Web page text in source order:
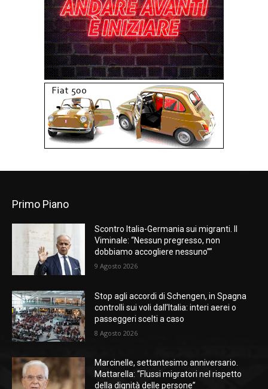
Primo Piano
Scontro Italia-Germania sui migranti. Il
Viminale: “Nessun pregresso, non
dobbiamo accogliere nessuno””
9 Agosto 2026
Stop agli accordi di Schengen, in Spagna
controlli sui voli dall’Italia: interi aerei o
passeggeri scelti a caso
8 Agosto 2026
Marcinelle, settantesimo anniversario.
Mattarella: “Flussi migratori nel rispetto
della dignità delle persone”